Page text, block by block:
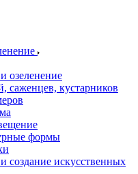
озеленение
саженцев, кустарников
формы
создание искусственных